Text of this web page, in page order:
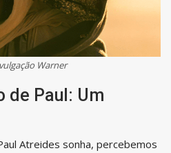
Warner
de Paul: Um
Atreides sonha, percebemos